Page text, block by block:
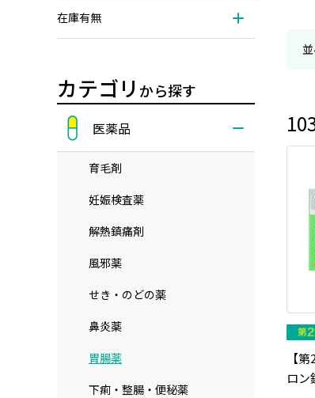
在庫有無
カテゴリ から探す
医薬品
育毛剤
妊娠検査薬
解熱鎮痛剤
風邪薬
せき・のどの薬
鼻炎薬
胃腸薬
下痢・整腸・便秘薬
【
ロン